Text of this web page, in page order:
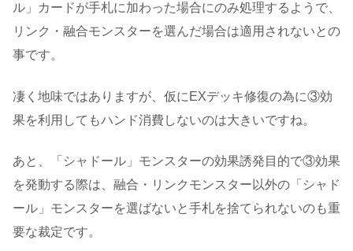
ル」カードが手札に加わった場合にのみ処理するようで、
リンク・融合モンスターを選んだ場合は適用されないとの
事です。
凄く地味ではありますが、仮にEXデッキ修復の為に③効
果を利用してもハンド消費しないのは大きいですね。
あと、「シャドール」モンスターの効果誘発目的で③効果
を発動する際は、融合・リンクモンスター以外の「シャド
ール」モンスターを選ばないと手札を捨てられないのも重
要な裁定です。